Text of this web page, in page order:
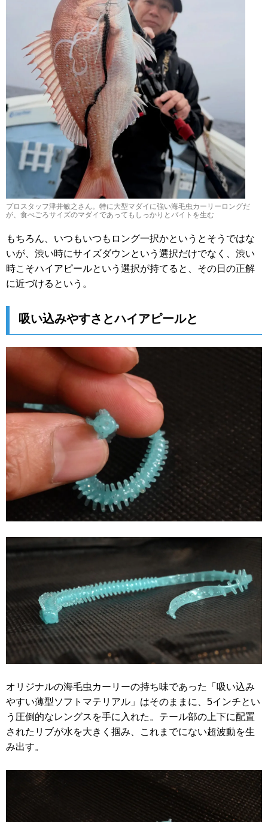
プロスタッフ津井敏之さん。特に大型マダイに強い海毛虫カーリーロングだ
が、食べごろサイズのマダイであってもしっかりとバイトを生む
もちろん、いつもいつもロング一択かというとそうではな
いが、渋い時にサイズダウンという選択だけでなく、渋い
時こそハイアピールという選択が持てると、その日の正解
に近づけるという。
吸い込みやすさとハイアピールと
オリジナルの海毛虫カーリーの持ち味であった「吸い込み
やすい薄型ソフトマテリアル」はそのままに、5インチとい
う圧倒的なレングスを手に入れた。テール部の上下に配置
されたリブが水を大きく掴み、これまでにない超波動を生
み出す。